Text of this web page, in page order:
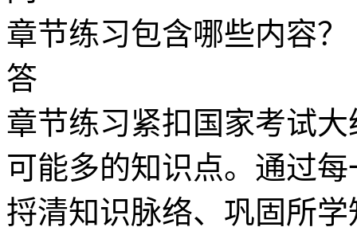
章节练习包含哪些内容？
答
章节练习紧扣国家考试
可能多的知识点。通过
捋清知识脉络、巩固所学